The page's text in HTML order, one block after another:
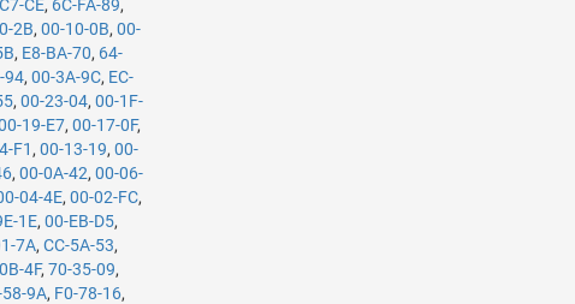
CE, 6C-FA-89,
2B,00-10-0B,00-
, E8-BA-70, 64-
94,00-3A-9C, EC-
,00-23-04,00-1F-
19-E7,00-17-0F,
F1 ,00-13-19,00-
,00-0A-42,00-06-
04-4E,00-02-FC,
1E,00-EB-D5,
7A,CC-5A-53,
4F,70-35-09,
58-9A, F0-78-16,